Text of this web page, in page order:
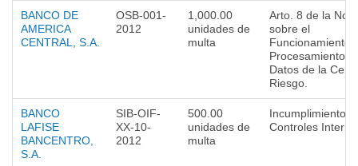
BANCO DE
AMERICA
CENTRAL, S.A.
OSB-001-
2012
1,000.00
unidades de
multa
Arto. 8 de la
sobre el
Funcionamiento
Procesamiento
Datos de la
Riesgo.
BANCO
LAFISE
BANCENTRO,
S.A.
SIB-OIF-
XX-10-
2012
500.00
unidades de
multa
Incumplimiento a
Controles